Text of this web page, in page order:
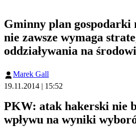
Gminny plan gospodarki
nie zawsze wymaga
oddziaływania na
Marek Gall
19.11.2014 | 15:52
PKW: atak hakerski nie
wpływu na wyniki